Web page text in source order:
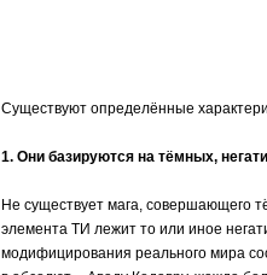
Существуют определённые
1. Они базируются на тёмных,
Не существует мага, совершающего
элемента ТИ лежит то или иное
модифицирования реального мира